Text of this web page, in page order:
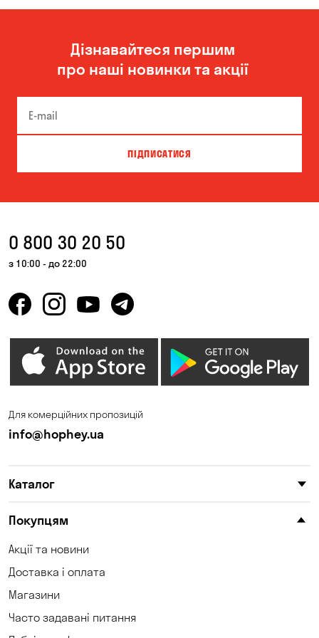
Дізнавайтеся першим
про наші новинки та акції
ПІДПИСАТИСЯ
0 800 30 20 50
з 10:00 - до 22:00
Для комерційних пропозицій
info@hophey.ua
Каталог
Покупцям
Акції та новини
Доставка і оплата
Магазини
Часто задавані питання